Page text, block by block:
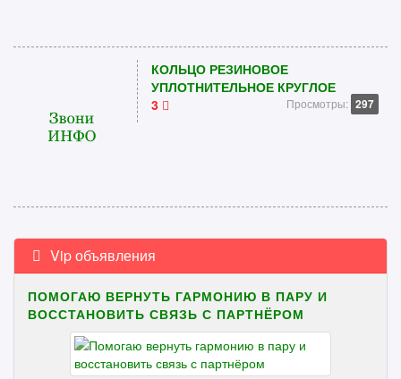
КОЛЬЦО РЕЗИНОВОЕ
УПЛОТНИТЕЛЬНОЕ КРУГЛОЕ
3
Просмотры: 297
Vip объявления
ПОМОГАЮ ВЕРНУТЬ ГАРМОНИЮ В ПАРУ И
ВОССТАНОВИТЬ СВЯЗЬ С ПАРТНЁРОМ